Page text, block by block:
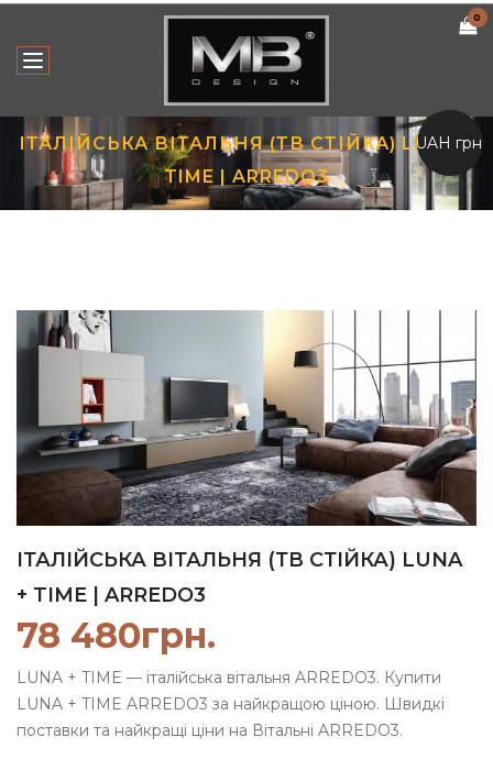
0
ІТАЛІЙСЬКА ВІТАЛЬНЯ (ТВ СТІЙКА) LUNA +
TIME | ARREDO3
ІТАЛІЙСЬКА ВІТАЛЬНЯ (ТВ СТІЙКА) LUNA
+ TIME | ARREDO3
78 480грн.
LUNA + TIME — італійська вітальня ARREDO3. Купити
LUNA + TIME ARREDO3 за найкращою ціною. Швидкі
поставки та найкращі ціни на Вітальні ARREDO3.
UAH грн.